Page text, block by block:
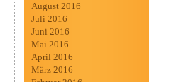
August 2016
Juli 2016
Juni 2016
Mai 2016
April 2016
März 2016